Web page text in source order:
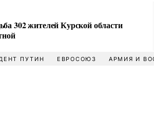
302 жителей Курской области
ПУТИН ЕВРОСОЮЗ АРМИЯ И